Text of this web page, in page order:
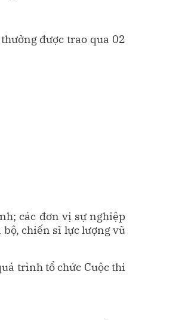
được trao qua 02
các đơn vị sự nghiệp
chiến sĩ lực lượng vũ
trình tổ chức Cuộc thi